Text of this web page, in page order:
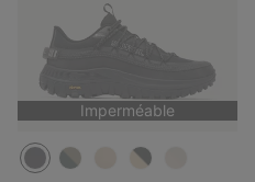
Imperméable